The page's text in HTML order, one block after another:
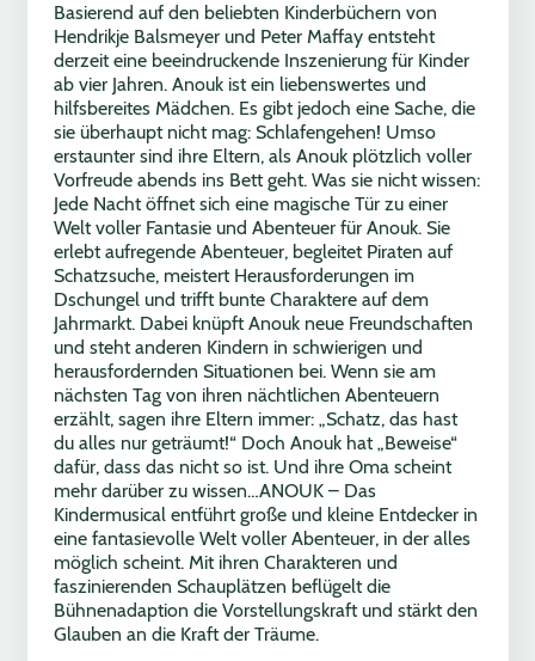
Basierend auf den beliebten Kinderbüchern von
Hendrikje Balsmeyer und Peter Maffay entsteht
derzeit eine beeindruckende Inszenierung für Kinder
ab vier Jahren. Anouk ist ein liebenswertes und
hilfsbereites Mädchen. Es gibt jedoch eine Sache, die
sie überhaupt nicht mag: Schlafengehen! Umso
erstaunter sind ihre Eltern, als Anouk plötzlich voller
Vorfreude abends ins Bett geht. Was sie nicht wissen:
Jede Nacht öffnet sich eine magische Tür zu einer
Welt voller Fantasie und Abenteuer für Anouk. Sie
erlebt aufregende Abenteuer, begleitet Piraten auf
Schatzsuche, meistert Herausforderungen im
Dschungel und trifft bunte Charaktere auf dem
Jahrmarkt. Dabei knüpft Anouk neue Freundschaften
und steht anderen Kindern in schwierigen und
herausfordernden Situationen bei. Wenn sie am
nächsten Tag von ihren nächtlichen Abenteuern
erzählt, sagen ihre Eltern immer: „Schatz, das hast
du alles nur geträumt!“ Doch Anouk hat „Beweise“
dafür, dass das nicht so ist. Und ihre Oma scheint
mehr darüber zu wissen…ANOUK – Das
Kindermusical entführt große und kleine Entdecker in
eine fantasievolle Welt voller Abenteuer, in der alles
möglich scheint. Mit ihren Charakteren und
faszinierenden Schauplätzen beflügelt die
Bühnenadaption die Vorstellungskraft und stärkt den
Glauben an die Kraft der Träume.